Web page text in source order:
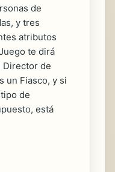
de
y tres
atributos
te dirá
Director de
un Fiasco, y si
de
está